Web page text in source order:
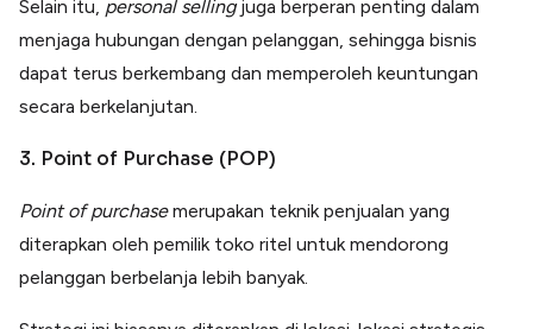
Selain itu, personal sellingjuga berperan penting dalam
menjaga hubungan dengan pelanggan, sehingga bisnis
dapat terus berkembang dan memperoleh keuntungan
secara berkelanjutan.
3. Point of Purchase (POP)
Point of purchasemerupakan teknik penjualan yang
diterapkan oleh pemilik toko ritel untuk mendorong
pelanggan berbelanja lebih banyak.